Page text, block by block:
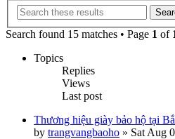
Search found 15 matches • Page 1 of
Topics
Replies
Views
Last post
Thương hiệu giày bảo hộ tại
by trangvangbaoho » Sat Aug